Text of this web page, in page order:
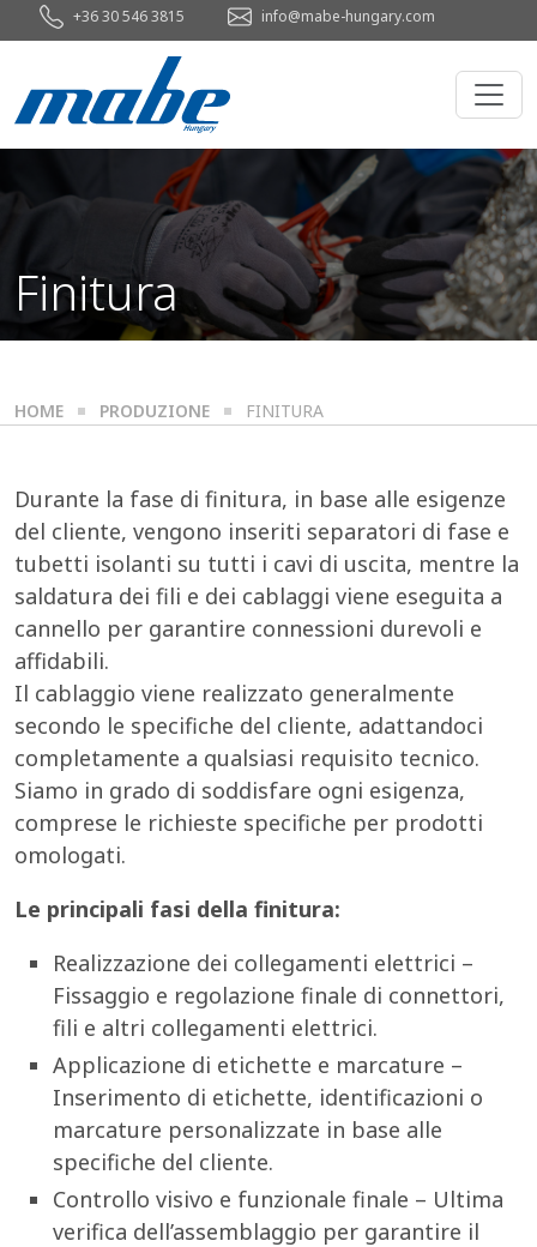
+36 30 546 3815 info@mabe-hungary.com
Finitura
HOME PRODUZIONE FINITURA
Durante la fase di finitura, in base alle esigenze
del cliente, vengono inseriti separatori di fase e
tubetti isolanti su tutti i cavi di uscita, mentre la
saldatura dei fili e dei cablaggi viene eseguita a
cannello per garantire connessioni durevoli e
affidabili.
Il cablaggio viene realizzato generalmente
secondo le specifiche del cliente, adattandoci
completamente a qualsiasi requisito tecnico.
Siamo in grado di soddisfare ogni esigenza,
comprese le richieste specifiche per prodotti
omologati.
Le principali fasi della finitura:
Realizzazione dei collegamenti elettrici –
Fissaggio e regolazione finale di connettori,
fili e altri collegamenti elettrici.
Applicazione di etichette e marcature –
Inserimento di etichette, identificazioni o
marcature personalizzate in base alle
specifiche del cliente.
Controllo visivo e funzionale finale – Ultima
verifica dell’assemblaggio per garantire il